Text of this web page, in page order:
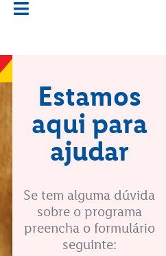
Estamos
aqui para
ajudar
Se tem alguma dúvida
sobre o programa
preencha o formulário
seguinte: